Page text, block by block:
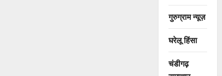
गुरुग्राम न्यूज़
घरेलू हिंसा
चंडीगढ़